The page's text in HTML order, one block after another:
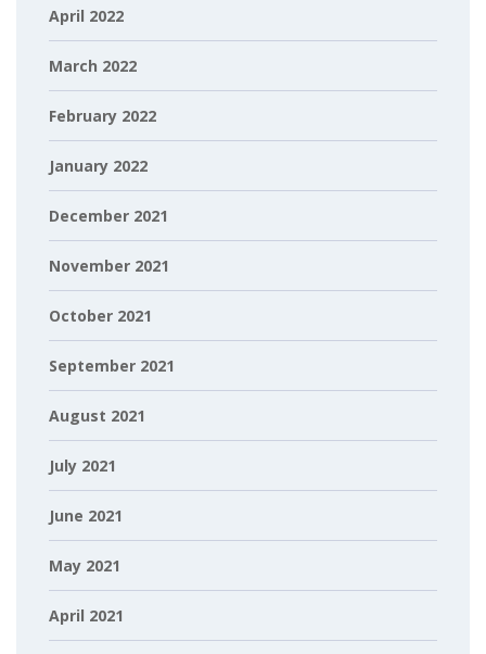
April 2022
March 2022
February 2022
January 2022
December 2021
November 2021
October 2021
September 2021
August 2021
July 2021
June 2021
May 2021
April 2021